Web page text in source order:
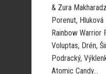
& Zura
Porenut,
Rainbow Warrior
Voluptas, Drén,
Podracký,
Atomic Candy...